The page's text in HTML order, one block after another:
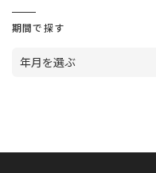
期間で探す
年月を選ぶ